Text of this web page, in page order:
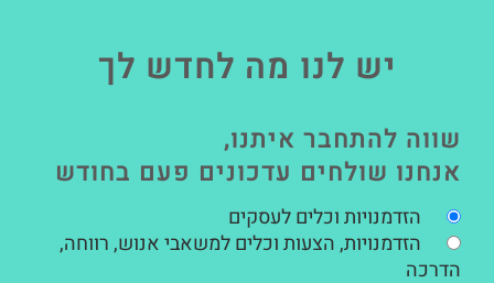
יש לנו מה לחדש לך
שווה להתחבר איתנו,
אנחנו שולחים עדכונים פעם בחודש
הזדמנויות וכלים לעסקים
הזדמנויות, הצעות וכלים למשאבי אנוש, רווחה,
הדרכה